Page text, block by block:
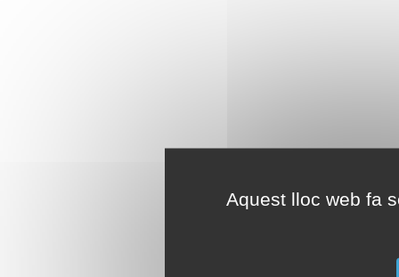
Aquest lloc web fa